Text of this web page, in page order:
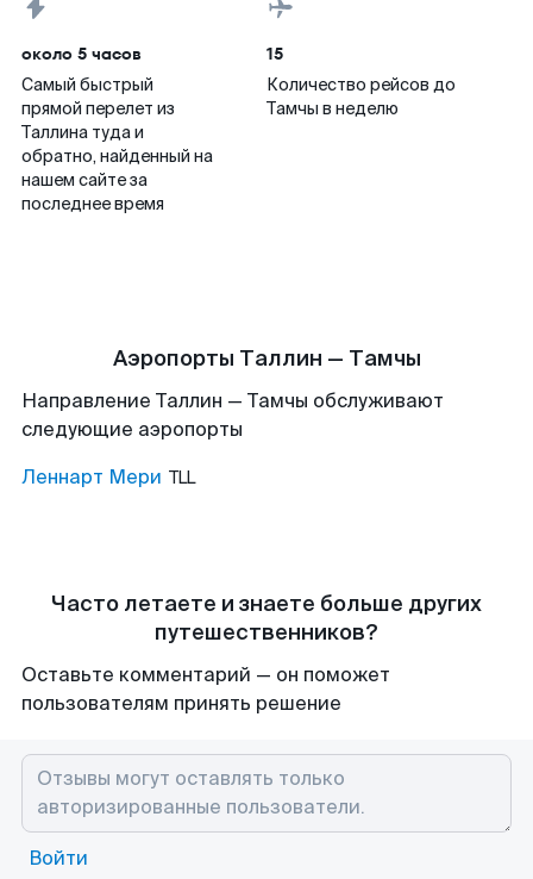
около 5 часов
Самый быстрый
прямой перелет из
Таллина туда и
обратно, найденный на
нашем сайте за
последнее время
15
Количество рейсов до
Тамчы в неделю
Аэропорты Таллин — Тамчы
Направление Таллин — Тамчы обслуживают
следующие аэропорты
Леннарт Мери TLL
Часто летаете и знаете больше других
путешественников?
Оставьте комментарий — он поможет
пользователям принять решение
Войти